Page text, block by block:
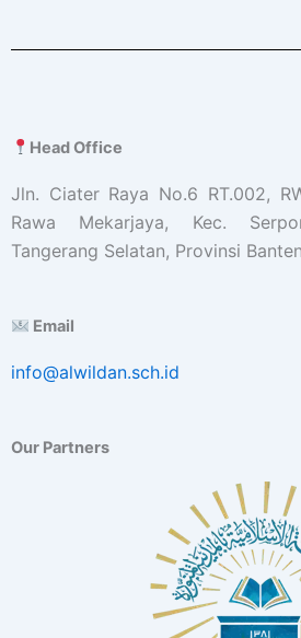
Head Office
Jln. Ciater Raya No.6 RT.002,
Rawa Mekarjaya, Kec.
Tangerang Selatan, Provinsi
Email
info@alwildan.sch.id
Our Partners